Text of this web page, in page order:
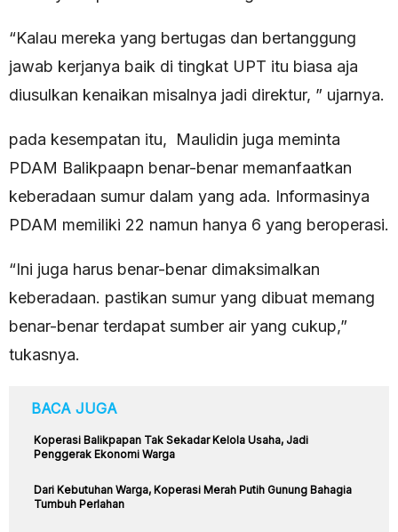
“Kalau mereka yang bertugas dan bertanggung
jawab kerjanya baik di tingkat UPT itu biasa aja
diusulkan kenaikan misalnya jadi direktur, ” ujarnya.
pada kesempatan itu, Maulidin juga meminta
PDAM Balikpaapn benar-benar memanfaatkan
keberadaan sumur dalam yang ada. Informasinya
PDAM memiliki 22 namun hanya 6 yang beroperasi.
“Ini juga harus benar-benar dimaksimalkan
keberadaan. pastikan sumur yang dibuat memang
benar-benar terdapat sumber air yang cukup,”
tukasnya.
BACA JUGA
Koperasi Balikpapan Tak Sekadar Kelola Usaha, Jadi
Penggerak Ekonomi Warga
Dari Kebutuhan Warga, Koperasi Merah Putih Gunung Bahagia
Tumbuh Perlahan